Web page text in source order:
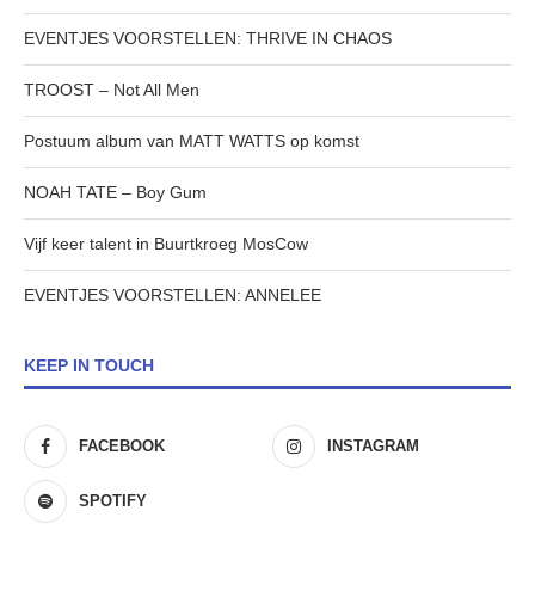
EVENTJES VOORSTELLEN: THRIVE IN CHAOS
TROOST – Not All Men
Postuum album van MATT WATTS op komst
NOAH TATE – Boy Gum
Vijf keer talent in Buurtkroeg MosCow
EVENTJES VOORSTELLEN: ANNELEE
KEEP IN TOUCH
FACEBOOK INSTAGRAM
SPOTIFY